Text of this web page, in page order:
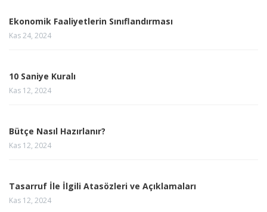
Ekonomik Faaliyetlerin Sınıflandırması
Kas 24, 2024
10 Saniye Kuralı
Kas 12, 2024
Bütçe Nasıl Hazırlanır?
Kas 12, 2024
Tasarruf İle İlgili Atasözleri ve Açıklamaları
Kas 12, 2024